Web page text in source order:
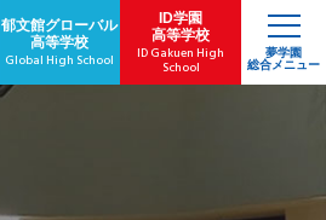
郁文館グローバル
高等学校
Global High School
ID学園
高等学校
ID Gakuen High
School
夢学園
総合メニュー